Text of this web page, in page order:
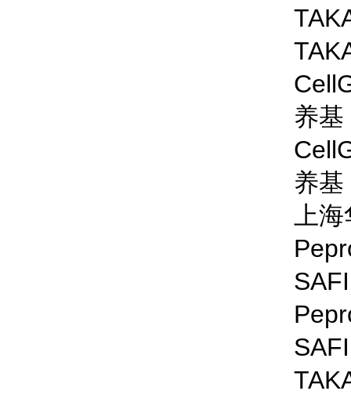
养基
养基
上